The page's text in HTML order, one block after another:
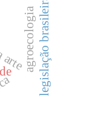
agroecologialegislação brasileira